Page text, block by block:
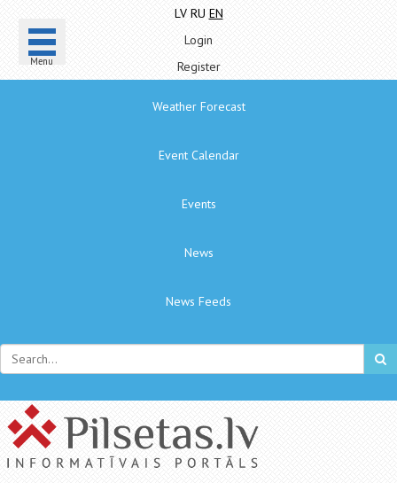
Menu
LV RU EN
Login
Register
Weather Forecast
Event Calendar
Events
News
News Feeds